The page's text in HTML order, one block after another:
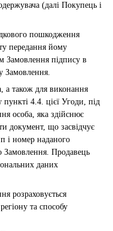
(далі Покупець і
пошкодження
передання йому
Замовлення підпису в
Замовлення.
а також для виконання
пункті 4.4. цієї Угоди, під
особа, яка здійснює
документ, що засвідчує
і номер наданого
Замовлення. Продавець
даних
розраховується
та способу